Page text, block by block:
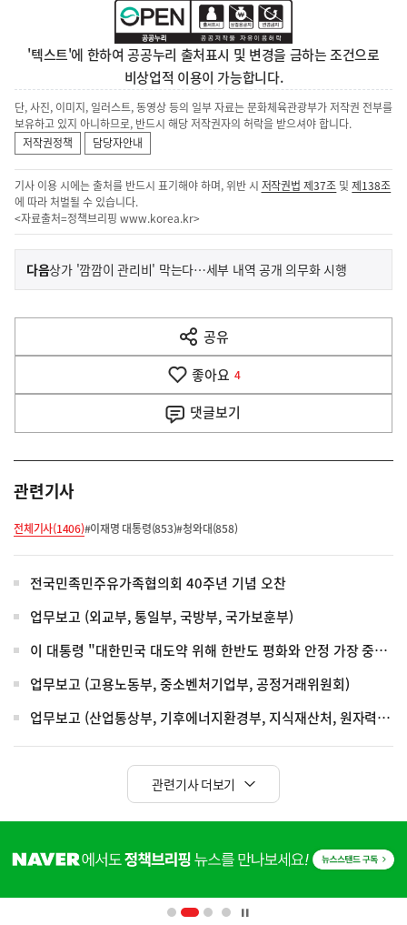
'텍스트'에 한하여 공공누리 출처표시 및 변경을 금하는 조건으로
비상업적 이용이 가능합니다.
단, 사진, 이미지, 일러스트, 동영상 등의 일부 자료는 문화체육관광부가 저작권 전부를
보유하고 있지 아니하므로, 반드시 해당 저작권자의 허락을 받으셔야 합니다.
저작권정책
담당자안내
기사 이용 시에는 출처를 반드시 표기해야 하며, 위반 시 저작권법 제37조 및제138조
에 따라 처벌될 수 있습니다.
<자료출처=정책브리핑 www.korea.kr>
이
전
다
음
다음기
사
상가 '깜깜이 관리비' 막는다…세부 내역 공개 의무화 시행
공유
열
기
좋아요 4
댓글보기
관련기사
전체기사(1406)#이재명 대통령(853)#청와대(858)
전국민족민주유가족협의회 40주년 기념 오찬
업무보고 (외교부, 통일부, 국방부, 국가보훈부)
이 대통령 "대한민국 대도약 위해 한반도 평화와 안정 가장 중요"
업무보고 (고용노동부, 중소벤처기업부, 공정거래위원회)
업무보고 (산업통상부, 기후에너지환경부, 지식재산처, 원자력안전위원회, 기상청)
관련기사 더보기
단